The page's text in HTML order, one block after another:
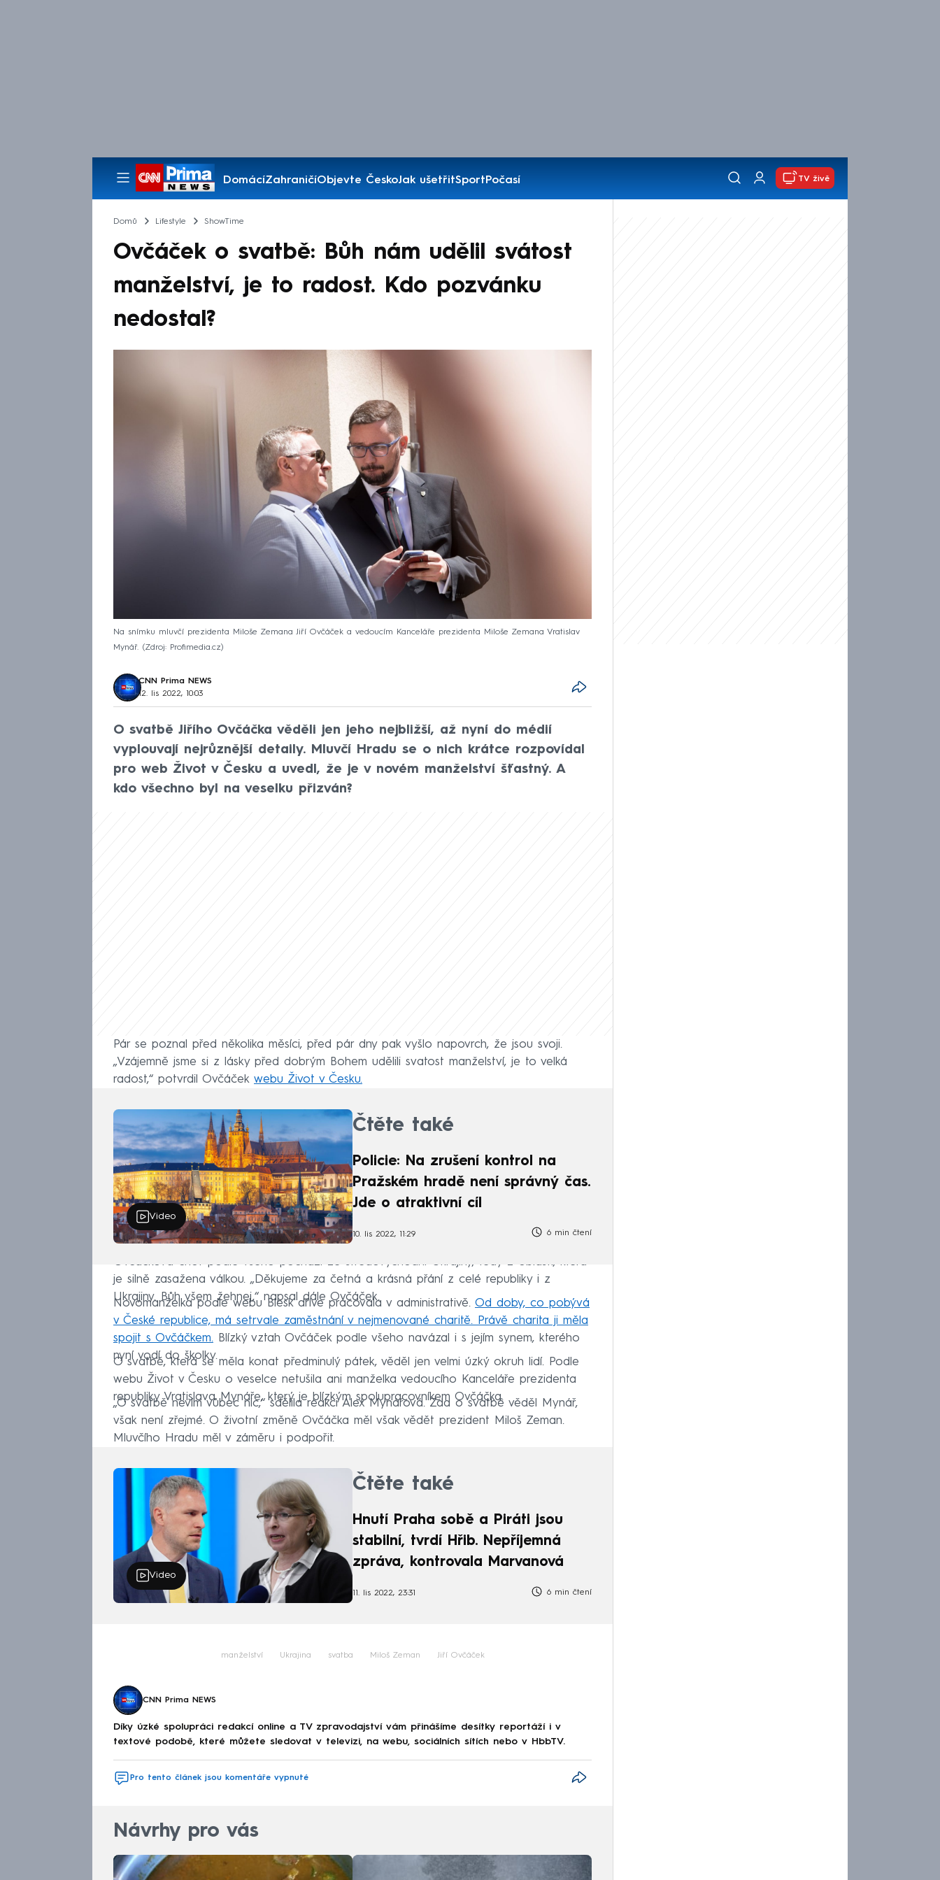
DomácíZahraničíObjevte ČeskoJak ušetřitSportPočasí
Pořady
TV živě
Domů Lifestyle ShowTime
Ovčáček o svatbě: Bůh nám udělil svátost
manželství, je to radost. Kdo pozvánku
nedostal?
Na snímku mluvčí prezidenta Miloše Zemana Jiří Ovčáček a vedoucím Kanceláře prezidenta Miloše Zemana Vratislav
Mynář.
Zdroj: Profimedia.cz
CNN Prima NEWS
12. lis 2022, 10:03
O svatbě Jiřího Ovčáčka věděli jen jeho nejbližší, až nyní do médií
vyplouvají nejrůznější detaily. Mluvčí Hradu se o nich krátce rozpovídal
pro web Život v Česku a uvedl, že je v novém manželství šťastný. A
kdo všechno byl na veselku přizván?
Pár se poznal před několika měsíci, před pár dny pak vyšlo napovrch, že jsou svoji.
„Vzájemně jsme si z lásky před dobrým Bohem udělili svatost manželství, je to velká
radost,“ potvrdil Ovčáček webu Život v Česku.
Video
Čtěte také
Policie: Na zrušení kontrol na
Pražském hradě není správný čas.
Jde o atraktivní cíl
10. lis 2022, 11:29 6 min čtení
Ovčáčkova choť podle všeho pochází ze středovýchodní Ukrajiny, tedy z oblasti, která
je silně zasažena válkou. „Děkujeme za četná a krásná přání z celé republiky i z
Ukrajiny. Bůh všem žehnej,“ napsal dále Ovčáček.
Novomanželka podle webu Blesk dříve pracovala v administrativě. Od doby, co pobývá
v České republice, má setrvale zaměstnání v nejmenované charitě. Právě charita ji měla
spojit s Ovčáčkem. Blízký vztah Ovčáček podle všeho navázal i s jejím synem, kterého
nyní vodí do školky.
O svatbě, která se měla konat předminulý pátek, věděl jen velmi úzký okruh lidí. Podle
webu Život v Česku o veselce netušila ani manželka vedoucího Kanceláře prezidenta
republiky Vratislava Mynáře, který je blízkým spolupracovníkem Ovčáčka.
„O svatbě nevím vůbec nic,“ sdělila reakci Alex Mynářová. Zda o svatbě věděl Mynář,
však není zřejmé. O životní změně Ovčáčka měl však vědět prezident Miloš Zeman.
Mluvčího Hradu měl v záměru i podpořit.
Video
Čtěte také
Hnutí Praha sobě a Piráti jsou
stabilní, tvrdí Hřib. Nepříjemná
zpráva, kontrovala Marvanová
11. lis 2022, 23:31 6 min čtení
manželství Ukrajina svatba Miloš Zeman Jiří Ovčáček
CNN Prima NEWS
Díky úzké spolupráci redakcí online a TV zpravodajství vám přinášíme desítky reportáží i v
textové podobě, které můžete sledovat v televizi, na webu, sociálních sítích nebo v HbbTV.
Pro tento článek jsou komentáře vypnuté
Návrhy pro vás